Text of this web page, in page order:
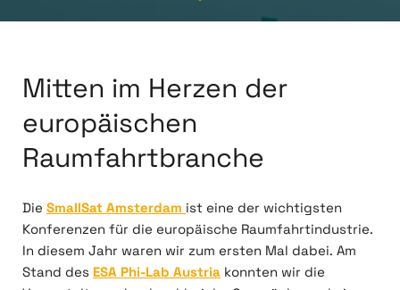
Mitten im Herzen der
europäischen
Raumfahrtbranche
Die SmallSat Amsterdam ist eine der wichtigsten
Konferenzen für die europäische Raumfahrtindustrie.
In diesem Jahr waren wir zum ersten Mal dabei. Am
Stand des ESA Phi-Lab Austria konnten wir die